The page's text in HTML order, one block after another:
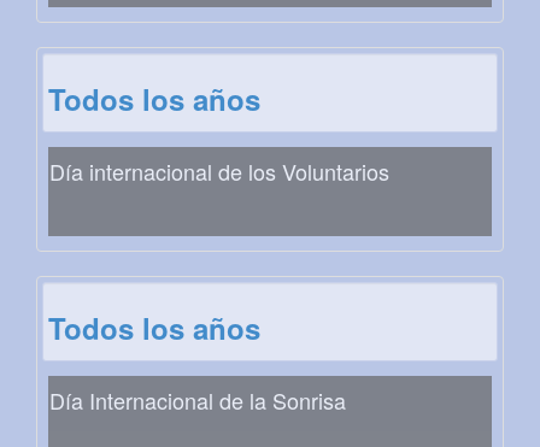
Todos los años
Día internacional de los Voluntarios
Todos los años
Día Internacional de la Sonrisa